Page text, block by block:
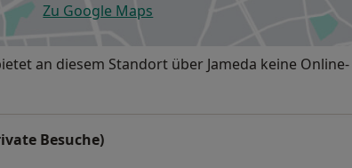
Zu Google Mapsöffnet in einer neuen Registerkarte
an diesem Standort über Jameda keine Online-
Besuche)